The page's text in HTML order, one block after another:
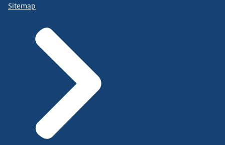
Sitemap